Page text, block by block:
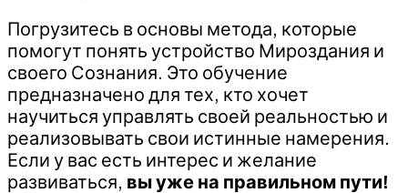
Погрузитесь в основы метода, которые
помогут понять устройство Мироздания и
своего Сознания. Это обучение
предназначено для тех, кто хочет
научиться управлять своей реальностью и
реализовывать свои истинные намерения.
Если у вас есть интерес и желание
развиваться, вы уже на правильном пути!